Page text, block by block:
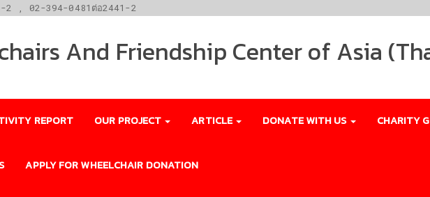
2 , 02-394-0481ต่อ2441-2
And Friendship Center of Asia
REPORT OUR PROJECT ARTICLE DONATE WITH US CHARITY
APPLY FOR WHEELCHAIR DONATION